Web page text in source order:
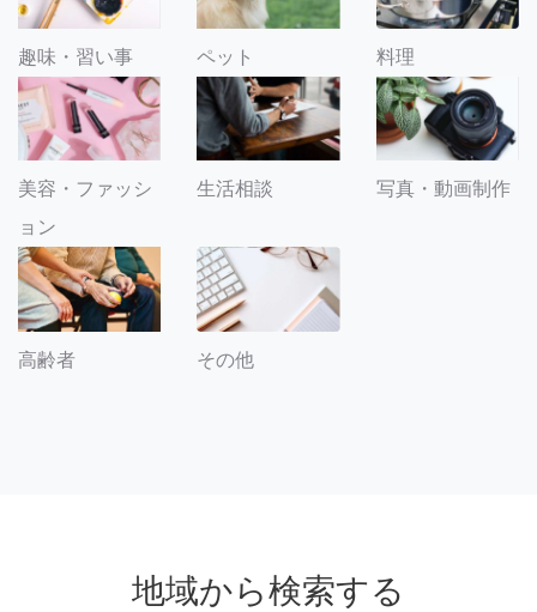
趣味・習い事 ペット 料理
美容・ファッシ
ョン
生活相談 写真・動画制作
高齢者 その他
地域から検索する